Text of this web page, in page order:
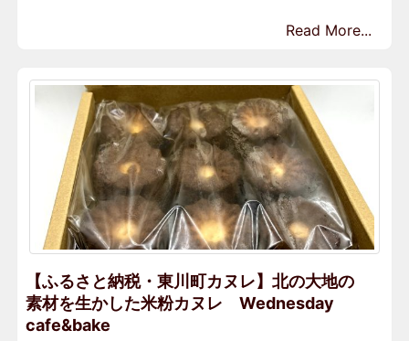
Read More...
【ふるさと納税・東川町カヌレ】北の大地の
素材を生かした米粉カヌレ Wednesday
cafe&bake